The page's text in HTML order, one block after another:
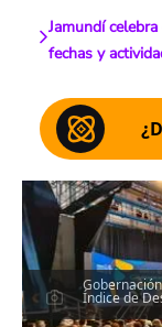
Jamundí
fechas y
Índice de